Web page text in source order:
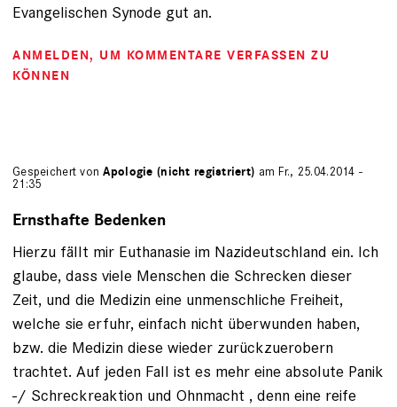
Evangelischen Synode gut an.
ANMELDEN, UM KOMMENTARE VERFASSEN ZU
KÖNNEN
Gespeichert vonApologie (nicht registriert) am Fr., 25.04.2014 -
21:35
Ernsthafte Bedenken
Hierzu fällt mir Euthanasie im Nazideutschland ein. Ich
glaube, dass viele Menschen die Schrecken dieser
Zeit, und die Medizin eine unmenschliche Freiheit,
welche sie erfuhr, einfach nicht überwunden haben,
bzw. die Medizin diese wieder zurückzuerobern
trachtet. Auf jeden Fall ist es mehr eine absolute Panik
-/ Schreckreaktion und Ohnmacht , denn eine reife